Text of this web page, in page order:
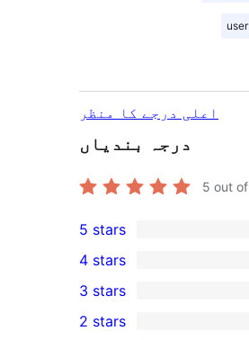
اعلی درجے کا منظر
درجہ بندیاں
5 out
1
5-
star
review
5 stars
4-
star
4 stars
0
3-
3 stars
2 stars